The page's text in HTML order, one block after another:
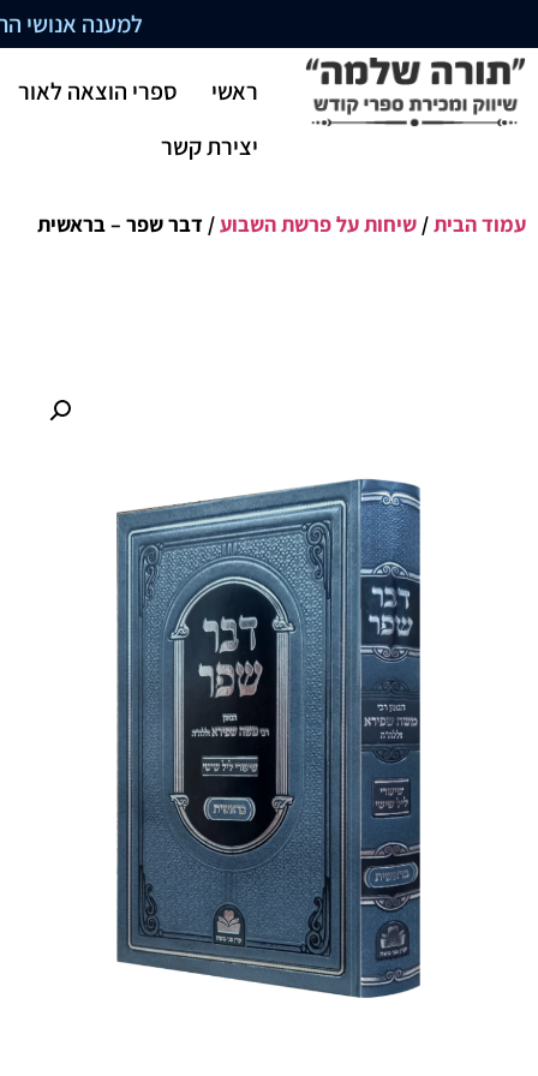
למענה אנושי התקשרו
ראשי
ספרי הוצאה לאור
יצירת קשר
עמוד הבית/ שיחות על פרשת השבוע/ דבר שפר – בראשית